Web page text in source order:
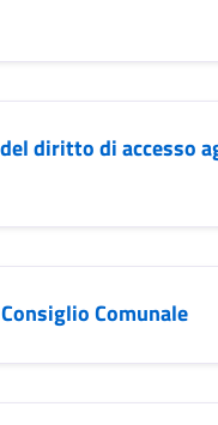
diritto di accesso
Comunale